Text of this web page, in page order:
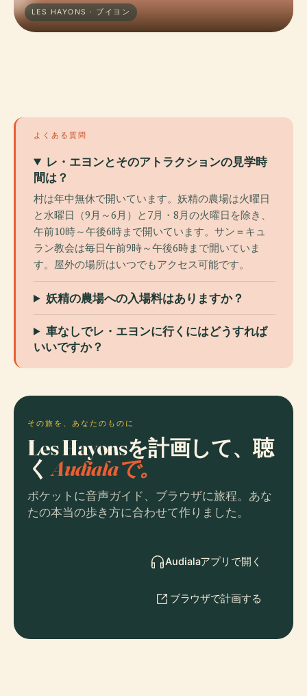
LES HAYONS · ブイヨン
よくある質問
レ・エヨンとそのアトラクションの見学時
間は？
村は年中無休で開いています。妖精の農場は火曜日
と水曜日（9月～6月）と7月・8月の火曜日を除き、
午前10時～午後6時まで開いています。サン＝キュ
ラン教会は毎日午前9時～午後6時まで開いていま
す。屋外の場所はいつでもアクセス可能です。
妖精の農場への入場料はありますか？
車なしでレ・エヨンに行くにはどうすれば
いいですか？
その旅を、あなたのものに
Les Hayonsを計画して、聴
くAudialaで。
ポケットに音声ガイド、ブラウザに旅程。あな
たの本当の歩き方に合わせて作りました。
Audialaアプリで開く
ブラウザで計画する